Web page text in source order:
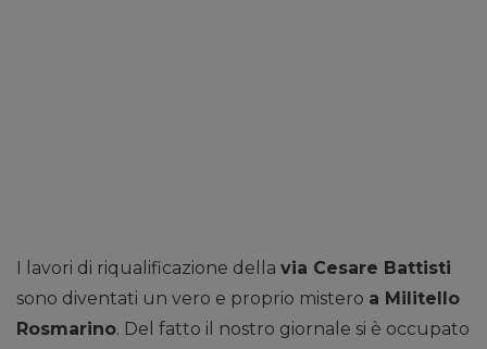
I lavori di riqualificazione della via Cesare Battisti
sono diventati un vero e proprio mistero a Militello
Rosmarino. Del fatto il nostro giornale si è occupato